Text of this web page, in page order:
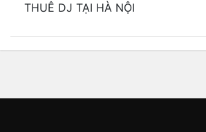
THUÊ DJ TẠI HÀ NỘI